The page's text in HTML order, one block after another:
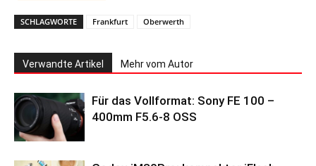
SCHLAGWORTE Frankfurt Oberwerth
Verwandte Artikel Mehr vom Autor
Für das Vollformat: Sony FE 100 –
400mm F5.6-8 OSS